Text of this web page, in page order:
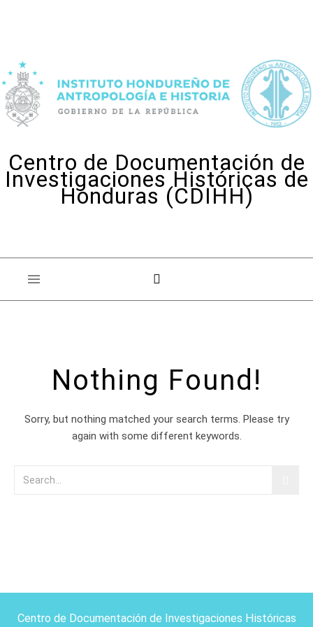
Centro de Documentación de
Investigaciones Históricas de
Honduras (CDIHH)
Nothing Found!
Sorry, but nothing matched your search terms. Please try
again with some different keywords.
Centro de Documentación de Investigaciones Históricas